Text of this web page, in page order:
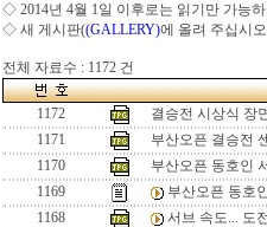
◇ 2014년 4월 1일 이후로는 읽기만 가능
◇ 새 게시판((GALLERY)에 올려 주십시오
전체 자료수 : 1172 건
1172
결승전 시상식 장
1171
부산오픈 결승전
1170
부산오픈 동호인
1169
부산오픈 동호
1168
서브 속도... 도